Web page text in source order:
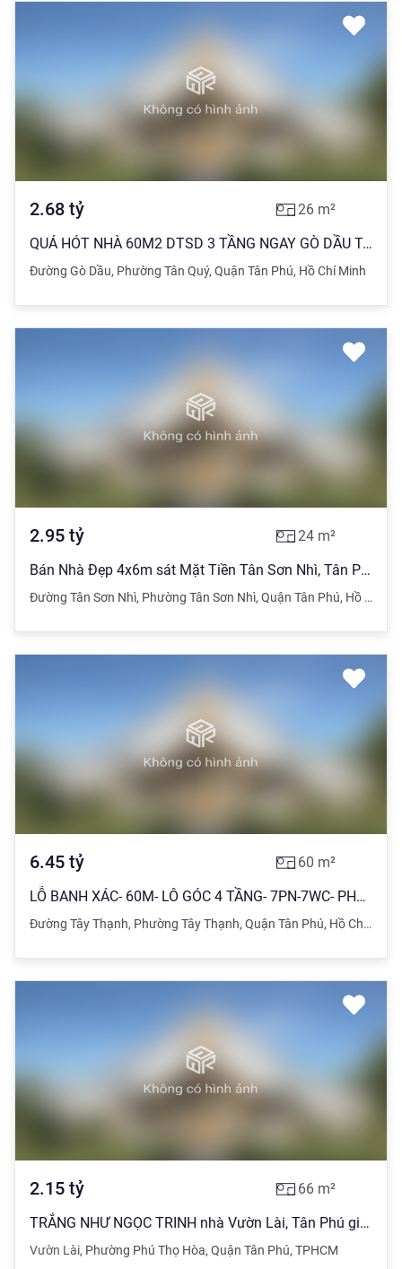
2.68 tỷ 26 m²
QUÁ HÓT NHÀ 60M2 DTSD 3 TẦNG NGAY GÒ DẦU TÂN PHÚ CHỈ NHỈNH 2 TỶ
Đường Gò Dầu, Phường Tân Quý, Quận Tân Phú, Hồ Chí Minh
2.95 tỷ 24 m²
Bán Nhà Đẹp 4x6m sát Mặt Tiền Tân Sơn Nhì, Tân Phú chỉ 2x.tỷ
Đường Tân Sơn Nhì, Phường Tân Sơn Nhì, Quận Tân Phú, Hồ Chí Minh
6.45 tỷ 60 m²
LỖ BANH XÁC- 60M- LÔ GÓC 4 TẦNG- 7PN-7WC- PHỐ ẨM THỰC TÂY THẠNH GẦN AEON MALL- 6 TỶ XÍU
Đường Tây Thạnh, Phường Tây Thạnh, Quận Tân Phú, Hồ Chí Minh
2.15 tỷ 66 m²
TRẮNG NHƯ NGỌC TRINH nhà Vườn Lài, Tân Phú giá chỉ 2Tỷ150 66m2 LHG
Vườn Lài, Phường Phú Thọ Hòa, Quận Tân Phú, TPHCM